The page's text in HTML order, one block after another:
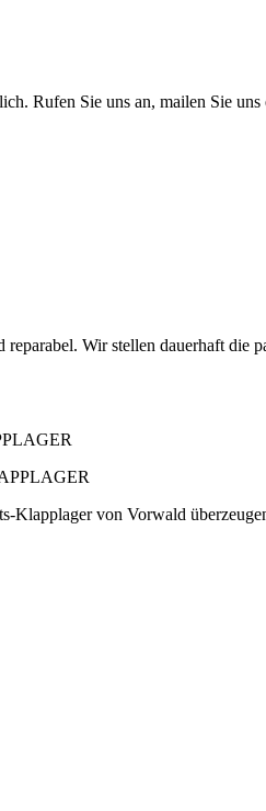
Rufen Sie uns an, mailen Sie
reparabel. Wir stellen dauerhaft die
Klapplager von Vorwald